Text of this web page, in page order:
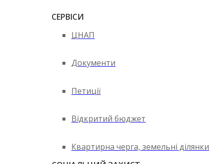
СЕРВІСИ
ЦНАП
Документи
Петиції
Відкритий бюджет
Квартирна черга, земельні ділянки